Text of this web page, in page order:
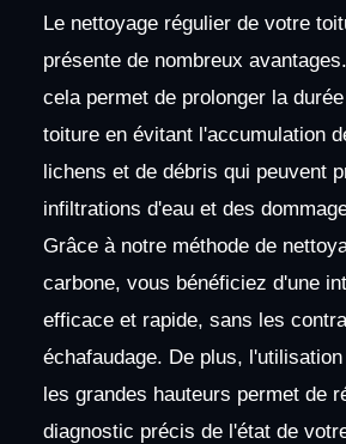
Le nettoyage régulier de votre
présente de nombreux
cela permet de prolonger la
toiture en évitant l'accumulation
lichens et de débris qui peuvent
infiltrations d'eau et des
Grâce à notre méthode de
carbone, vous bénéficiez d'une
efficace et rapide, sans les
échafaudage. De plus,
les grandes hauteurs permet de
diagnostic précis de l'état de